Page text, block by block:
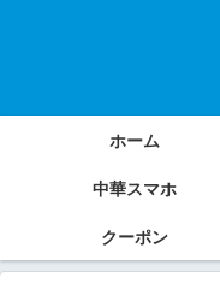
ホーム
中華スマホ
クーポン